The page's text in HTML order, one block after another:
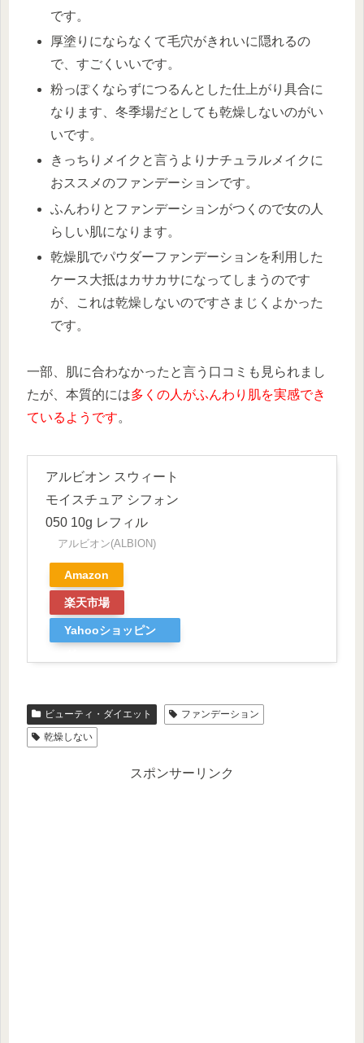
です。
厚塗りにならなくて毛穴がきれいに隠れるの
で、すごくいいです。
粉っぽくならずにつるんとした仕上がり具合に
なります、冬季場だとしても乾燥しないのがい
いです。
きっちりメイクと言うよりナチュラルメイクに
おススメのファンデーションです。
ふんわりとファンデーションがつくので女の人
らしい肌になります。
乾燥肌でパウダーファンデーションを利用した
ケース大抵はカサカサになってしまうのです
が、これは乾燥しないのですさまじくよかった
です。
一部、肌に合わなかったと言う口コミも見られまし
たが、本質的には多くの人がふんわり肌を実感でき
ているようです。
アルビオン スウィート
モイスチュア シフォン
050 10g レフィル
アルビオン(ALBION)
Amazon
楽天市場
Yahooショッピン
ビューティ・ダイエット
ファンデーション
乾燥しない
スポンサーリンク